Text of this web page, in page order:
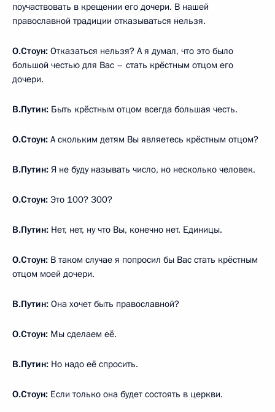
поучаствовать в крещении его дочери. В нашей
православной традиции отказываться нельзя.
О.Стоун: Отказаться нельзя? А я думал, что это было
большой честью для Вас – стать крёстным отцом его
дочери.
В.Путин: Быть крёстным отцом всегда большая честь.
О.Стоун: А скольким детям Вы являетесь крёстным отцом?
В.Путин: Я не буду называть число, но несколько человек.
О.Стоун: Это 100? 300?
В.Путин: Нет, нет, ну что Вы, конечно нет. Единицы.
О.Стоун: В таком случае я попросил бы Вас стать крёстным
отцом моей дочери.
В.Путин: Она хочет быть православной?
О.Стоун: Мы сделаем её.
В.Путин: Но надо её спросить.
О.Стоун: Если только она будет состоять в церкви.